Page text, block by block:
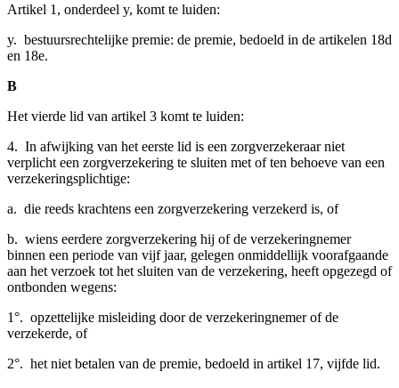
Artikel 1, onderdeel y, komt te luiden:
y. bestuursrechtelijke premie: de premie, bedoeld in de artikelen 18d
en 18e.
B
Het vierde lid van artikel 3 komt te luiden:
4. In afwijking van het eerste lid is een zorgverzekeraar niet
verplicht een zorgverzekering te sluiten met of ten behoeve van een
verzekeringsplichtige:
a. die reeds krachtens een zorgverzekering verzekerd is, of
b. wiens eerdere zorgverzekering hij of de verzekeringnemer
binnen een periode van vijf jaar, gelegen onmiddellijk voorafgaande
aan het verzoek tot het sluiten van de verzekering, heeft opgezegd of
ontbonden wegens:
1°. opzettelijke misleiding door de verzekeringnemer of de
verzekerde, of
2°. het niet betalen van de premie, bedoeld in artikel 17, vijfde lid.